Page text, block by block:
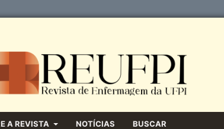
A REVISTA NOTÍCIAS BUSCAR